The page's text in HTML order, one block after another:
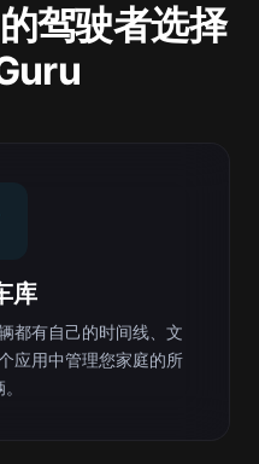
驾驶者选择
库
有自己的时间线、文
应用中管理您家庭的所